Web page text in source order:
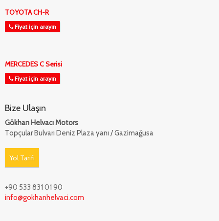
TOYOTA CH-R
Fiyat için arayın
MERCEDES C Serisi
Fiyat için arayın
Bize Ulaşın
Gökhan Helvacı Motors
Topçular Bulvarı Deniz Plaza yanı / Gazimağusa
Yol Tarifi
+90 533 831 01 90
info@gokhanhelvaci.com